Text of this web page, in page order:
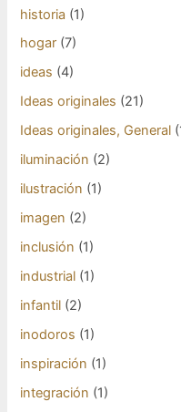
historia (1)
hogar (7)
ideas (4)
Ideas originales (21)
Ideas originales, General
iluminación (2)
ilustración (1)
imagen (2)
inclusión (1)
industrial (1)
infantil (2)
inodoros (1)
inspiración (1)
integración (1)